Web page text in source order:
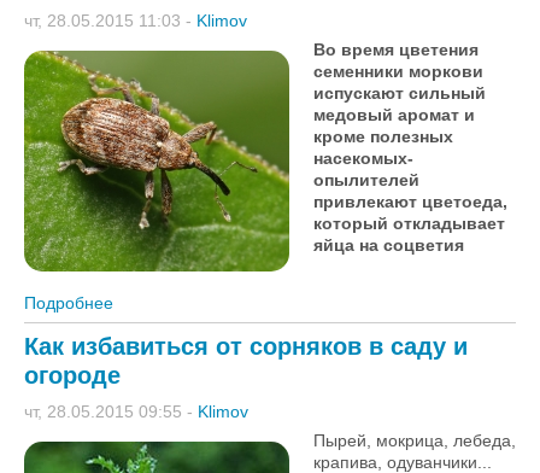
чт, 28.05.2015 11:03 - Klimov
Во время цветения
семенники моркови
испускают сильный
медовый аромат и
кроме полезных
насекомых-
опылителей
привлекают цветоеда,
который откладывает
яйца на соцветия
Подробнее
Как избавиться от сорняков в саду и
огороде
чт, 28.05.2015 09:55 - Klimov
Пырей, мокрица, лебеда,
крапива, одуванчики...